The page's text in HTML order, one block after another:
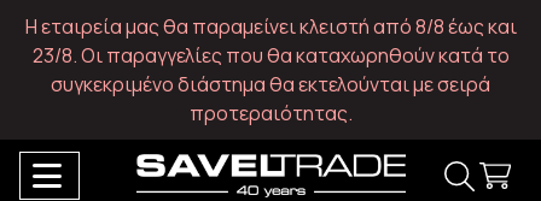
Η εταιρεία μας θα παραμείνει κλειστή από 8/8 έως και
23/8. Οι παραγγελίες που θα καταχωρηθούν κατά το
συγκεκριμένο διάστημα θα εκτελούνται με σειρά
προτεραιότητας.